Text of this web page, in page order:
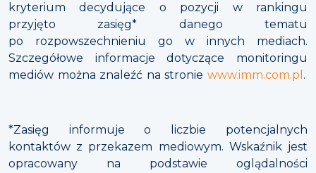
kryterium decydujące o pozycji w rankingu
przyjęto zasięg* danego tematu
po rozpowszechnieniu go w innych mediach.
Szczegółowe informacje dotyczące monitoringu
mediów można znaleźć na stronie www.imm.com.pl .
*Zasięg informuje o liczbie potencjalnych
kontaktów z przekazem mediowym. Wskaźnik jest
opracowany na podstawie oglądalności